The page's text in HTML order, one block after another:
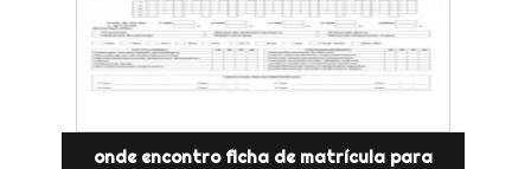
onde encontro ficha de matrícula para